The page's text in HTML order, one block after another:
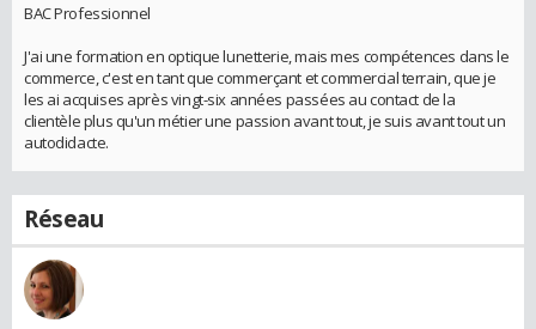
BAC Professionnel
J'ai une formation en optique lunetterie, mais mes compétences dans le
commerce, c'est en tant que commerçant et commercial terrain, que je
les ai acquises après vingt-six années passées au contact de la
clientèle plus qu'un métier une passion avant tout, je suis avant tout un
autodidacte.
Réseau